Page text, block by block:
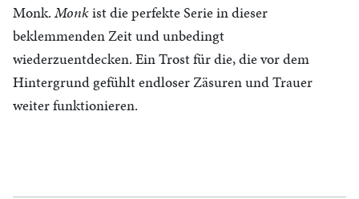
Monk. Monkist die perfekte Serie in dieser
beklemmenden Zeit und unbedingt
wiederzuentdecken. Ein Trost für die, die vor dem
Hintergrund gefühlt endloser Zäsuren und Trauer
weiter funktionieren.